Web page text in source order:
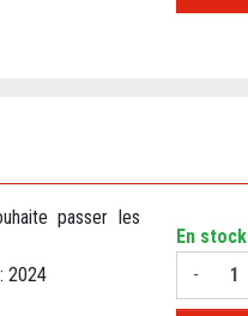
passer les
: 2024
En stock
-